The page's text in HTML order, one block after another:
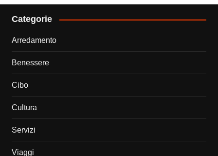
Categorie
Arredamento
Benessere
Cibo
Cultura
Servizi
Viaggi